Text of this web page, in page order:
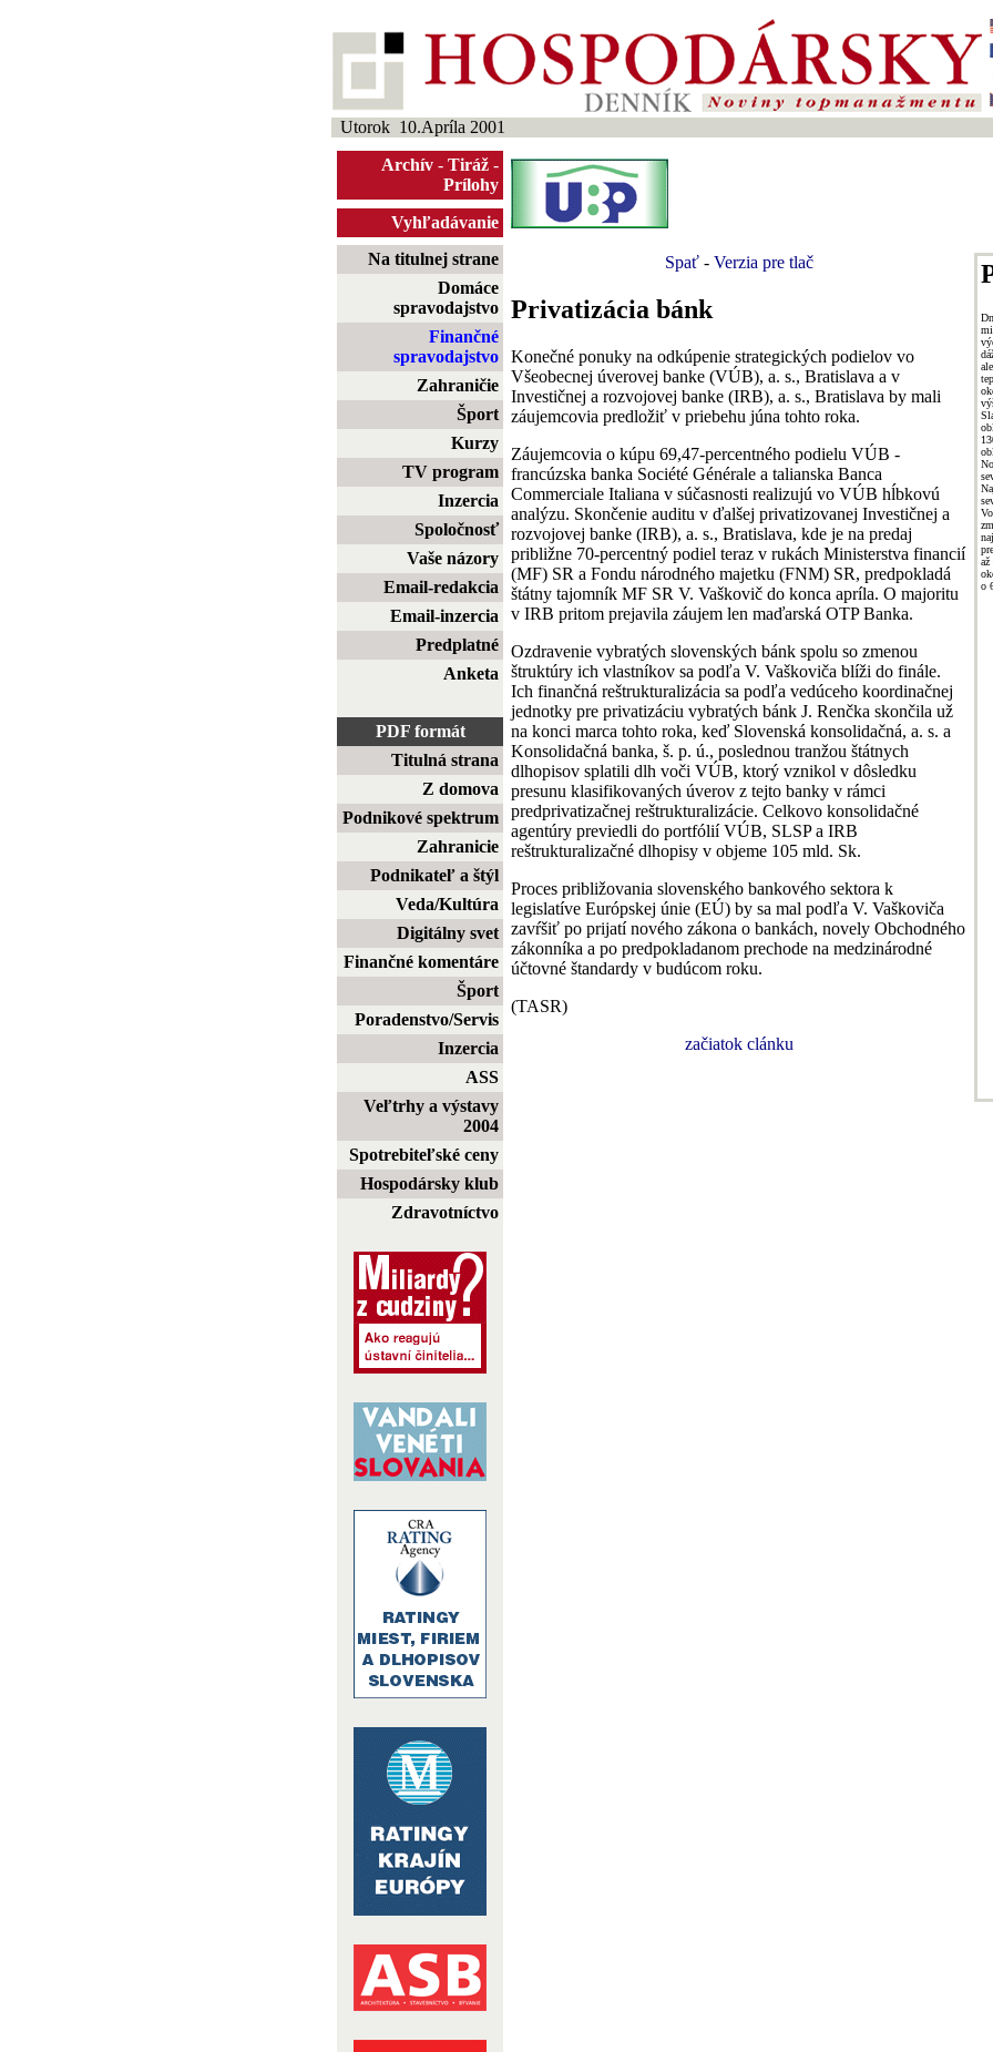
Utorok 10.Apríla 2001
Archív - Tiráž -
Prílohy
Vyhľadávanie
Na titulnej strane
Domáce
spravodajstvo
Finančné
spravodajstvo
Zahraničie
Šport
Kurzy
TV program
Inzercia
Spoločnosť
Vaše názory
Email-redakcia
Email-inzercia
Predplatné
Anketa
PDF formát
Titulná strana
Z domova
Podnikové spektrum
Zahranicie
Podnikateľ a štýl
Veda/Kultúra
Digitálny svet
Finančné komentáre
Šport
Poradenstvo/Servis
Inzercia
ASS
Veľtrhy a výstavy
2004
Spotrebiteľské ceny
Hospodársky klub
Zdravotníctvo
Spať- Verzia pre tlač
Privatizácia bánk
Konečné ponuky na odkúpenie strategických podielov vo
Všeobecnej úverovej banke (VÚB), a. s., Bratislava a v
Investičnej a rozvojovej banke (IRB), a. s., Bratislava by mali
záujemcovia predložiť v priebehu júna tohto roka.
Záujemcovia o kúpu 69,47-percentného podielu VÚB -
francúzska banka Société Générale a talianska Banca
Commerciale Italiana v súčasnosti realizujú vo VÚB hĺbkovú
analýzu. Skončenie auditu v ďalšej privatizovanej Investičnej a
rozvojovej banke (IRB), a. s., Bratislava, kde je na predaj
približne 70-percentný podiel teraz v rukách Ministerstva financií
(MF) SR a Fondu národného majetku (FNM) SR, predpokladá
štátny tajomník MF SR V. Vaškovič do konca apríla. O majoritu
v IRB pritom prejavila záujem len maďarská OTP Banka.
Ozdravenie vybratých slovenských bánk spolu so zmenou
štruktúry ich vlastníkov sa podľa V. Vaškoviča blíži do finále.
Ich finančná reštrukturalizácia sa podľa vedúceho koordinačnej
jednotky pre privatizáciu vybratých bánk J. Renčka skončila už
na konci marca tohto roka, keď Slovenská konsolidačná, a. s. a
Konsolidačná banka, š. p. ú., poslednou tranžou štátnych
dlhopisov splatili dlh voči VÚB, ktorý vznikol v dôsledku
presunu klasifikovaných úverov z tejto banky v rámci
predprivatizačnej reštrukturalizácie. Celkovo konsolidačné
agentúry previedli do portfólií VÚB, SLSP a IRB
reštrukturalizačné dlhopisy v objeme 105 mld. Sk.
Proces približovania slovenského bankového sektora k
legislatíve Európskej únie (EÚ) by sa mal podľa V. Vaškoviča
zavŕšiť po prijatí nového zákona o bankách, novely Obchodného
zákonníka a po predpokladanom prechode na medzinárodné
účtovné štandardy v budúcom roku.
(TASR)
začiatok clánku
až
o